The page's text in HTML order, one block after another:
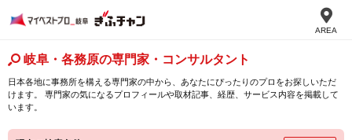
AREA
岐阜・各務原の専門家・コンサルタント
日本各地に事務所を構える専門家の中から、あなたにぴったりのプロをお探しいただ
けます。 専門家の気になるプロフィールや取材記事、経歴、サービス内容を掲載して
います。